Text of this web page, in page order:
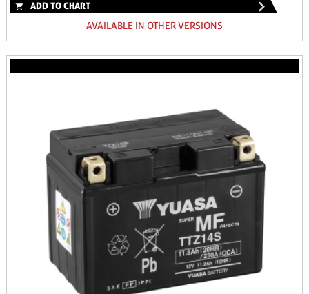
ADD TO CHART
AVAILABLE IN OTHER VERSIONS